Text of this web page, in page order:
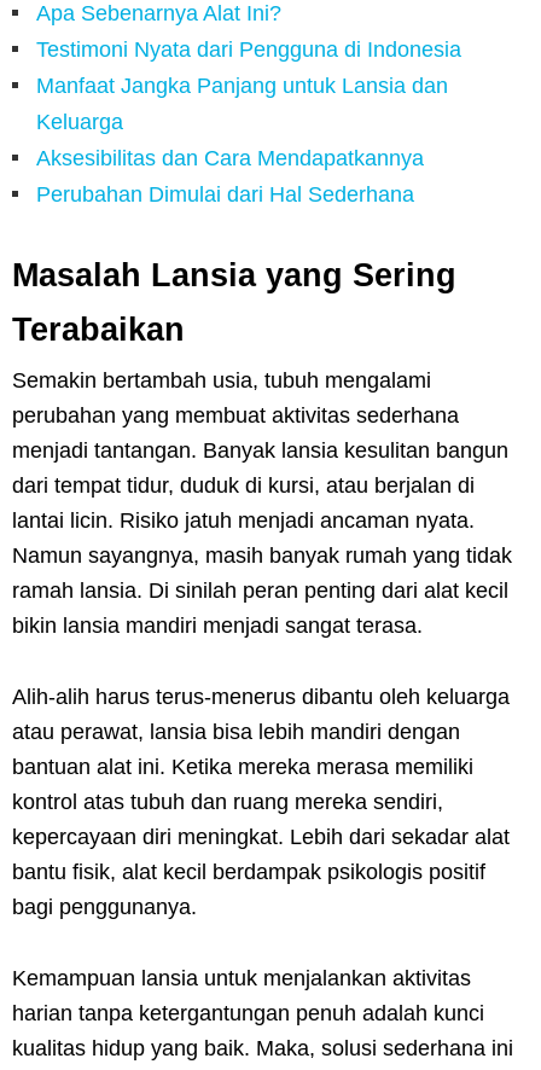
Apa Sebenarnya Alat Ini?
Testimoni Nyata dari Pengguna di Indonesia
Manfaat Jangka Panjang untuk Lansia dan
Keluarga
Aksesibilitas dan Cara Mendapatkannya
Perubahan Dimulai dari Hal Sederhana
Masalah Lansia yang Sering
Terabaikan
Semakin bertambah usia, tubuh mengalami
perubahan yang membuat aktivitas sederhana
menjadi tantangan. Banyak lansia kesulitan bangun
dari tempat tidur, duduk di kursi, atau berjalan di
lantai licin. Risiko jatuh menjadi ancaman nyata.
Namun sayangnya, masih banyak rumah yang tidak
ramah lansia. Di sinilah peran penting dari alat kecil
bikin lansia mandiri menjadi sangat terasa.
Alih-alih harus terus-menerus dibantu oleh keluarga
atau perawat, lansia bisa lebih mandiri dengan
bantuan alat ini. Ketika mereka merasa memiliki
kontrol atas tubuh dan ruang mereka sendiri,
kepercayaan diri meningkat. Lebih dari sekadar alat
bantu fisik, alat kecil berdampak psikologis positif
bagi penggunanya.
Kemampuan lansia untuk menjalankan aktivitas
harian tanpa ketergantungan penuh adalah kunci
kualitas hidup yang baik. Maka, solusi sederhana ini